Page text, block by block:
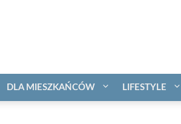
DLA MIESZKAŃCÓW LIFESTYLE